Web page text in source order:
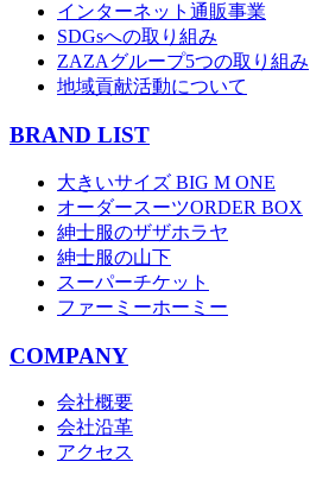
インターネット通販事業
SDGsへの取り組み
ZAZAグループ5つの取り組み
地域貢献活動について
BRAND LIST
大きいサイズ BIG M ONE
オーダースーツORDER BOX
紳士服のザザホラヤ
紳士服の山下
スーパーチケット
ファーミーホーミー
COMPANY
会社概要
会社沿革
アクセス